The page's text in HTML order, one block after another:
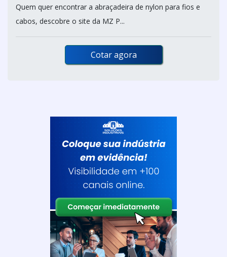
Quem quer encontrar a abraçadeira de nylon para fios e
cabos, descobre o site da MZ P...
Cotar agora